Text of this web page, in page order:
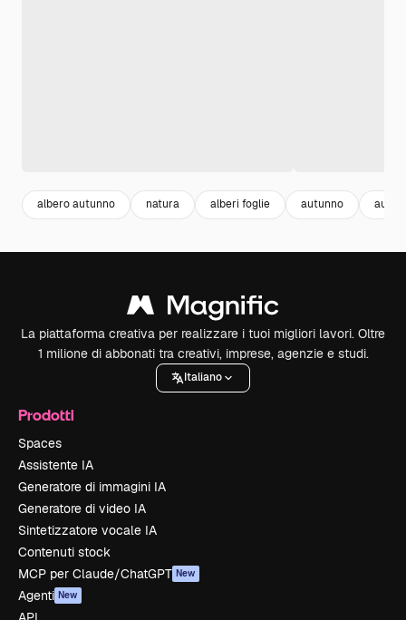
albero autunno natura alberi foglie autunno
La piattaforma creativa per realizzare i tuoi migliori lavori. Oltre
1 milione di abbonati tra creativi, imprese, agenzie e studi.
Italiano
Prodotti
Spaces
Assistente IA
Generatore di immagini IA
Generatore di video IA
Sintetizzatore vocale IA
Contenuti stock
MCP per Claude/ChatGPT New
Agenti New